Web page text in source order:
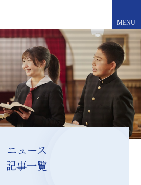
MENU
ニュース
記事一覧